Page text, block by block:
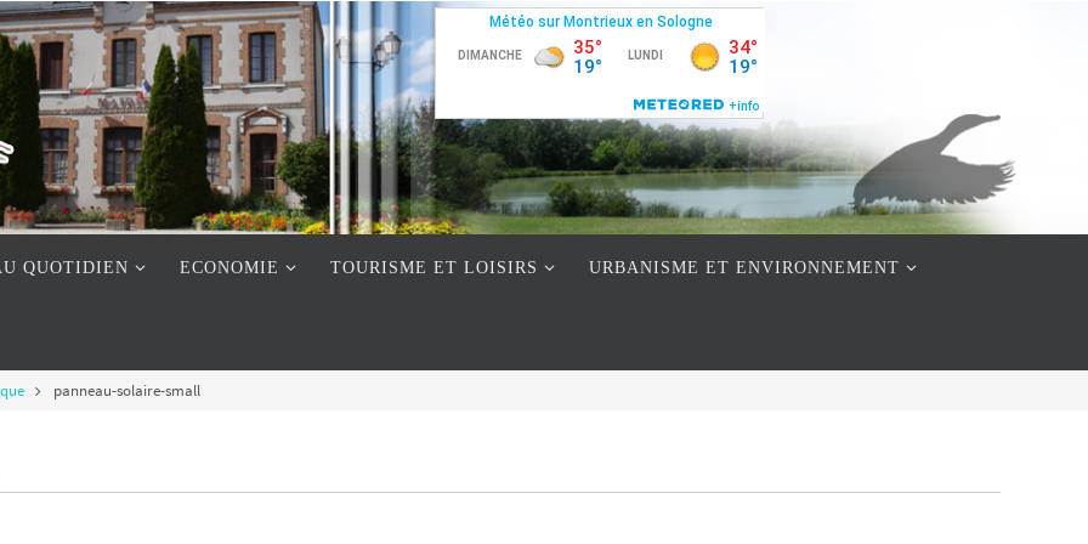
QUOTIDIEN ECONOMIE TOURISME ET LOISIRS URBANISME ET ENVIRONNEMENT
panneau-solaire-small